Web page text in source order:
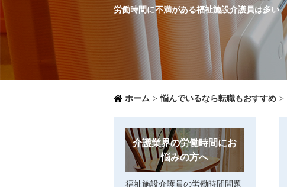
労働時間に不満がある福祉施設介護員は多い
ホーム > 悩んでいるなら転職もおすすめ >
介護業界の労働時間にお
悩みの方へ
福祉施設介護員の労働時間問題